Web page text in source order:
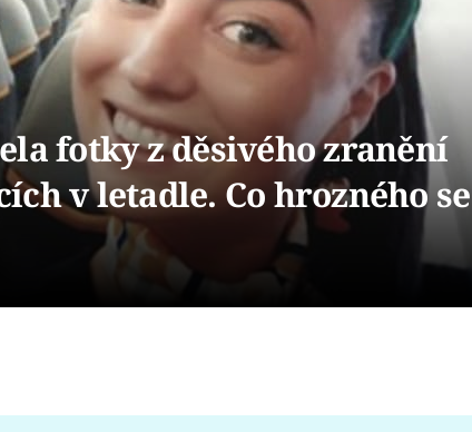
fotky z děsivého zranění
v letadle. Co hrozného se